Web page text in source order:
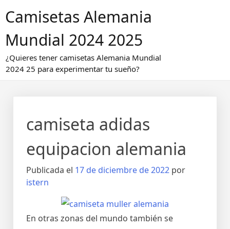
alCamisetas Alemania
Mundial 2024 2025
¿Quieres tener camisetas Alemania Mundial
2024 25 para experimentar tu sueño?
camiseta adidas
equipacion alemania
Publicada el 17 de diciembre de 2022 por
istern
En otras zonas del mundo también se